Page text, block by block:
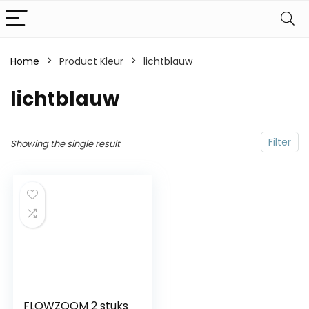
Home Product Kleur lichtblauw
lichtblauw
Filter
Showing the single result